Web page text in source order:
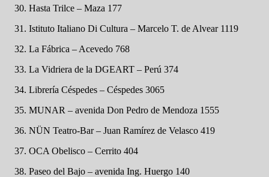
Hasta Trilce – Maza 177
Istituto Italiano Di Cultura – Marcelo T. de Alvear 1119
La Fábrica – Acevedo 768
La Vidriera de la DGEART – Perú 374
Librería Céspedes – Céspedes 3065
MUNAR – avenida Don Pedro de Mendoza 1555
NÜN Teatro-Bar – Juan Ramírez de Velasco 419
OCA Obelisco – Cerrito 404
Paseo del Bajo – avenida Ing. Huergo 140